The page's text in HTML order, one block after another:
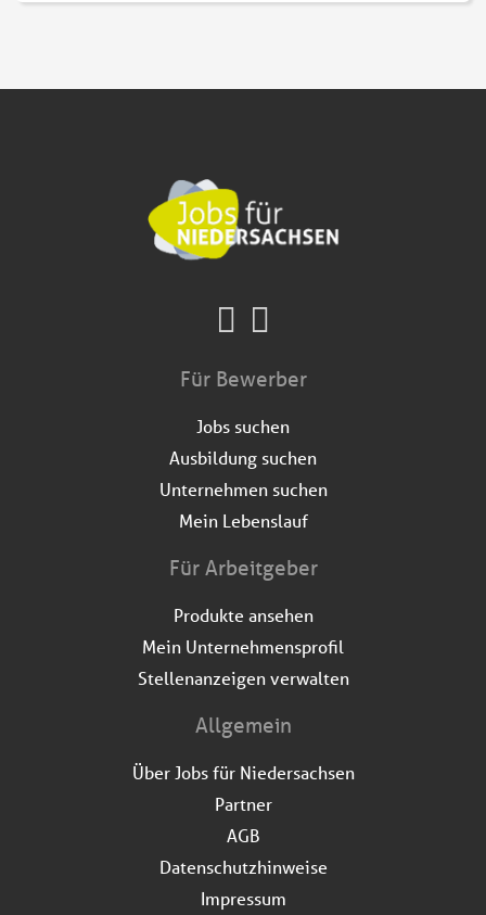
Für Bewerber
Jobs suchen
Ausbildung suchen
Unternehmen suchen
Mein Lebenslauf
Für Arbeitgeber
Produkte ansehen
Mein Unternehmensprofil
Stellenanzeigen verwalten
Allgemein
Über Jobs für Niedersachsen
Partner
AGB
Datenschutzhinweise
Impressum